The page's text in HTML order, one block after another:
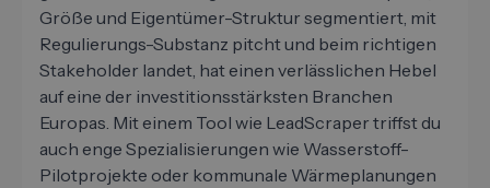
Größe und Eigentümer-Struktur segmentiert, mit
Regulierungs-Substanz pitcht und beim richtigen
Stakeholder landet, hat einen verlässlichen Hebel
auf eine der investitionsstärksten Branchen
Europas. Mit einem Tool wie LeadScraper triffst du
auch enge Spezialisierungen wie Wasserstoff-
Pilotprojekte oder kommunale Wärmeplanungen